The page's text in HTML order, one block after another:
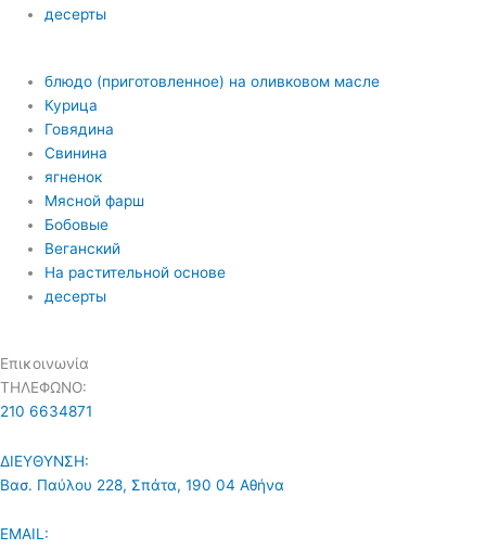
десерты
блюдо (приготовленное) на оливковом масле
Курица
Говядина
Свинина
ягненок
Мясной фарш
Бобовые
Веганский
На растительной основе
десерты
Επικοινωνία
ΤΗΛΕΦΩΝΟ:
210 6634871
ΔΙΕΥΘΥΝΣΗ:
Βασ. Παύλου 228, Σπάτα, 190 04 Αθήνα
EMAIL: